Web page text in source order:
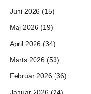
Juni 2026 (15)
Maj 2026 (19)
April 2026 (34)
Marts 2026 (53)
Februar 2026 (36)
Januar 2026 (24)